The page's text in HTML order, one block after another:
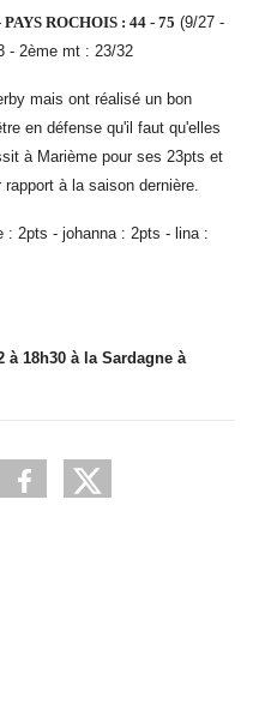
ROCHOIS : 44 - 75 (9/27 -
- 2ème mt : 23/32
mais ont réalisé un bon
en défense qu'il faut qu'elles
à Marième pour ses 23pts et
à la saison dernière.
: 2pts - johanna : 2pts - lina :
à 18h30 à la Sardagne à